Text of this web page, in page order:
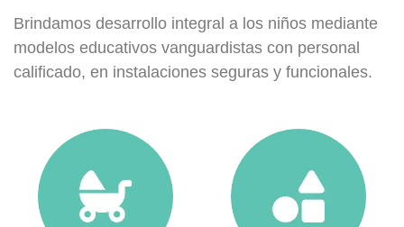
Brindamos desarrollo integral a los niños mediante
modelos educativos vanguardistas con personal
calificado, en instalaciones seguras y funcionales.